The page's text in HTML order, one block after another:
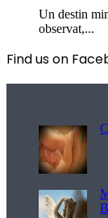
Un destin
observat,...
Find us on